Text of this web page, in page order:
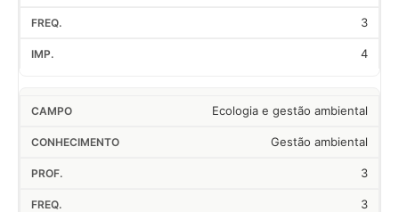
3
4
Ecologia e gestão ambiental
Gestão ambiental
3
3